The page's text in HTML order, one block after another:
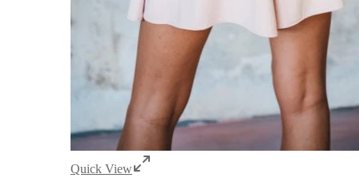
Quick View